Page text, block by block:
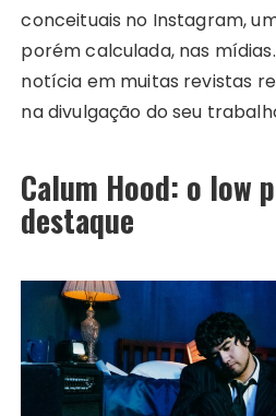
conceituais no Instagram,
porém calculada, nas
notícia em muitas revistas
na divulgação do seu
Calum Hood: o low
destaque